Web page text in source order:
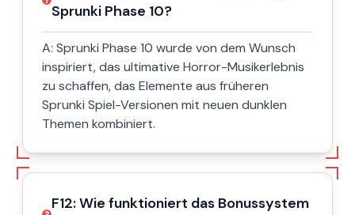
Sprunki Phase 10?
A: Sprunki Phase 10 wurde von dem Wunsch
inspiriert, das ultimative Horror-Musikerlebnis
zu schaffen, das Elemente aus früheren
Sprunki Spiel-Versionen mit neuen dunklen
Themen kombiniert.
F12:Wie funktioniert das Bonussystem